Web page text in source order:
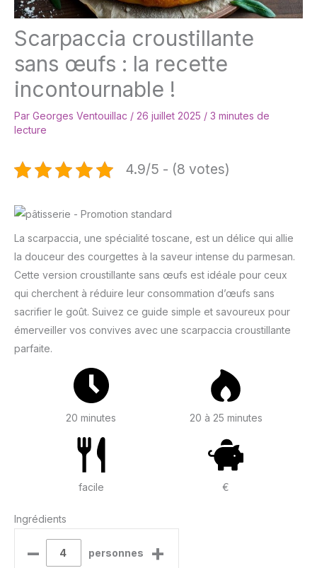
Scarpaccia croustillante
sans œufs : la recette
incontournable !
Par Georges Ventouillac / 26 juillet 2025 / 3 minutes de
lecture
4.9/5 - (8 votes)
La scarpaccia, une spécialité toscane, est un délice qui allie
la douceur des courgettes à la saveur intense du parmesan.
Cette version croustillante sans œufs est idéale pour ceux
qui cherchent à réduire leur consommation d’œufs sans
sacrifier le goût. Suivez ce guide simple et savoureux pour
émerveiller vos convives avec une scarpaccia croustillante
parfaite.
20 minutes 20 à 25 minutes
facile €
Ingrédients
– personnes +